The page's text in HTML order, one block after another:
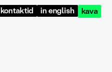
kontaktid in english kava